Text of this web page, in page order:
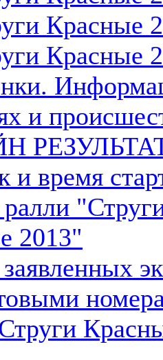
Красные
Красные
и
и время
2013"